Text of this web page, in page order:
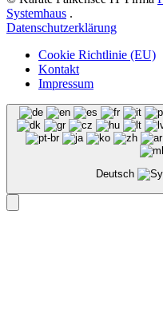
Systemhaus .
Datenschutzerklärung
Cookie Richtlinie (EU)
Kontakt
Impressum
Deutsch